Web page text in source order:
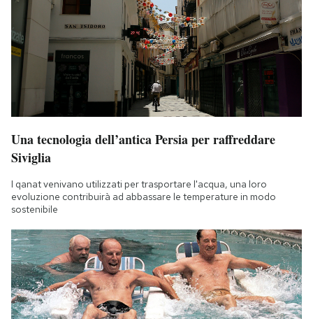
Una tecnologia dell’antica Persia per raffreddare
Siviglia
I qanat venivano utilizzati per trasportare l'acqua, una loro
evoluzione contribuirà ad abbassare le temperature in modo
sostenibile